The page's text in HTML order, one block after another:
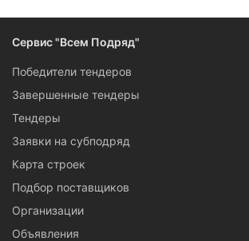
Сервис "Всем Подряд"
Победители тендеров
Завершенные тендеры
Тендеры
Заявки на субподряд
Карта строек
Подбор поставщиков
Организации
Объявления